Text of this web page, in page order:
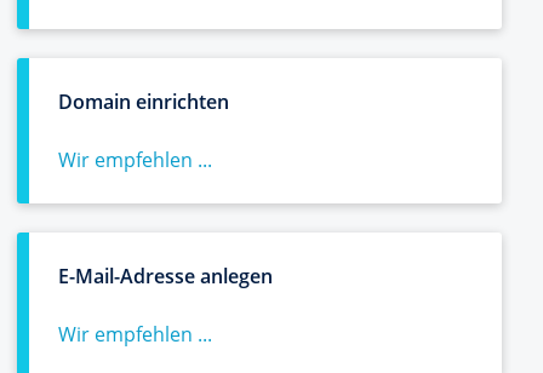
Domain einrichten
Wir empfehlen ...
E-Mail-Adresse anlegen
Wir empfehlen ...